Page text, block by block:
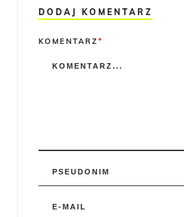
DODAJ KOMENTARZ
Comment
KOMENTARZ*